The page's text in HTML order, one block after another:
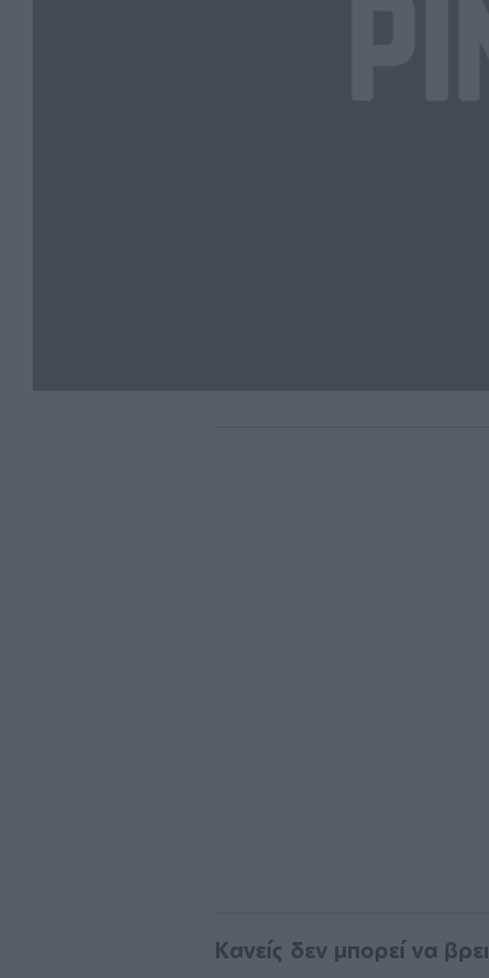
Κανείς δεν μπορεί να